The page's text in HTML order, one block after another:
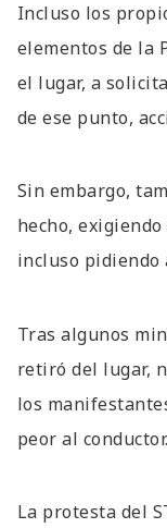
Incluso los
elementos de la
el lugar, a
de ese punto,
Sin embargo,
hecho,
incluso pidiendo
Tras algunos
retiró del lugar,
los
peor al conductor.
La protesta del